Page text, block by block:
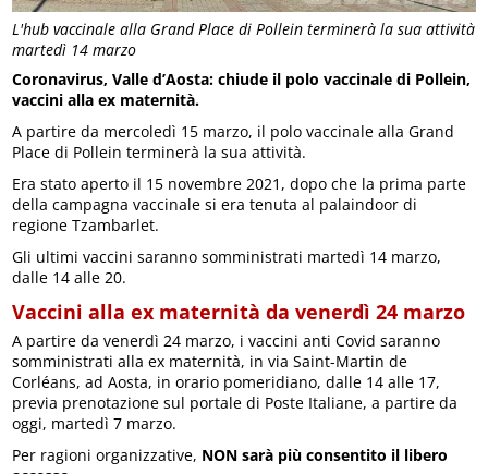
L'hub vaccinale alla Grand Place di Pollein terminerà la sua attività
martedì 14 marzo
Coronavirus, Valle d’Aosta: chiude il polo vaccinale di Pollein,
vaccini alla ex maternità.
A partire da mercoledì 15 marzo, il polo vaccinale alla Grand
Place di Pollein terminerà la sua attività.
Era stato aperto il 15 novembre 2021, dopo che la prima parte
della campagna vaccinale si era tenuta al palaindoor di
regione Tzambarlet.
Gli ultimi vaccini saranno somministrati martedì 14 marzo,
dalle 14 alle 20.
Vaccini alla ex maternità da venerdì 24 marzo
A partire da venerdì 24 marzo, i vaccini anti Covid saranno
somministrati alla ex maternità, in via Saint-Martin de
Corléans, ad Aosta, in orario pomeridiano, dalle 14 alle 17,
previa prenotazione sul portale di Poste Italiane, a partire da
oggi, martedì 7 marzo.
Per ragioni organizzative, NON sarà più consentito il libero